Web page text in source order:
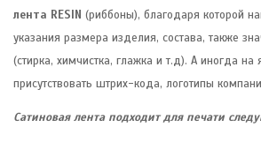
лента RESIN (риббоны), благодаря которой
указания размера изделия, состава, также
(стирка, химчистка, глажка и т.д). А иногда на
присутствовать штрих-кода, логотипы
Сатиновая лента подходит для печати